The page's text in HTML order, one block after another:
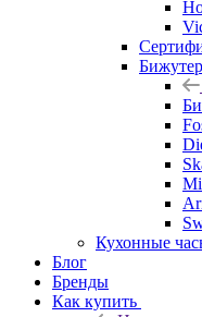
Кухонные
Блог
Бренды
Как купить